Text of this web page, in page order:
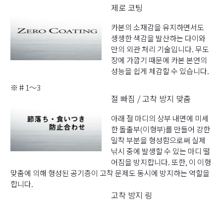
제로 코팅
카본의 소재감을 유지하면서도
생생한 색감을 발산하는 다이와
만의 외관 처리 기술입니다. 무도
장에 가깝기 때문에 카본 본연의
성능을 쉽게 체감할 수 있습니다.
※♯1～3
절 빠짐 / 고착 방지 맞춤
아래 절 마디의 상부 내면에 미세
한 돌출부(이형부)를 만들어 강한
밀착 부분을 형성함으로써 실제
낚시 중에 발생할 수 있는 마디 떨
어짐을 방지합니다. 또한, 이 이형
맞춤에 의해 형성된 공기층이 고착 문제도 동시에 방지하는 역할을
합니다.
고착 방지 링